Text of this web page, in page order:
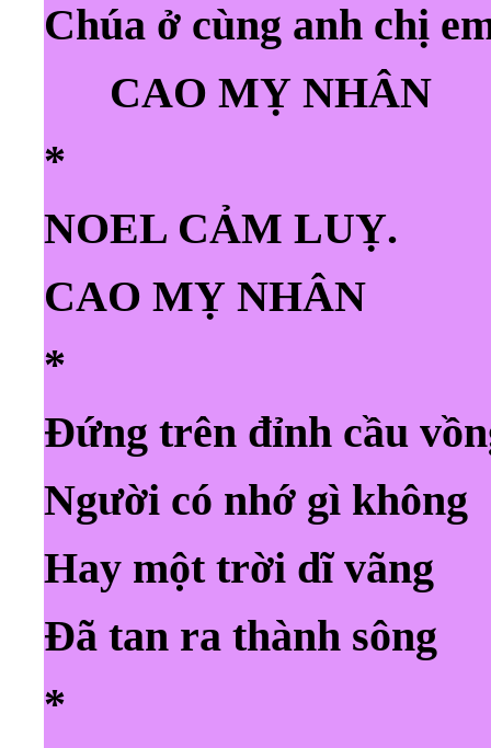
Chúa ở cùng anh chị
CAO MỴ NHÂN
*
NOEL CẢM LUỴ.
CAO MỴ NHÂN
*
Đứng trên đỉnh cầu
Người có nhớ gì không
Hay một trời dĩ vãng
Đã tan ra thành sông
*